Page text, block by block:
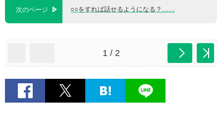
次のページ ○○をすれば話せるようになる？……
1 / 2